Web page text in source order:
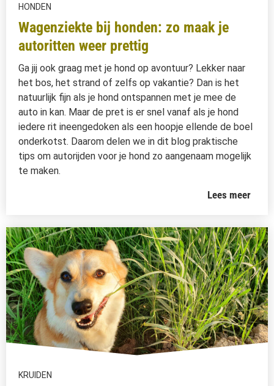
HONDEN
Wagenziekte bij honden: zo maak je
autoritten weer prettig
Ga jij ook graag met je hond op avontuur? Lekker naar
het bos, het strand of zelfs op vakantie? Dan is het
natuurlijk fijn als je hond ontspannen met je mee de
auto in kan. Maar de pret is er snel vanaf als je hond
iedere rit ineengedoken als een hoopje ellende de boel
onderkotst. Daarom delen we in dit blog praktische
tips om autorijden voor je hond zo aangenaam mogelijk
te maken.
Lees meer
KRUIDEN